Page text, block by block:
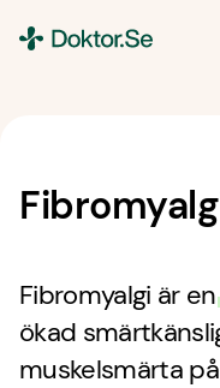
Fibromyalgi är
ökad
muskelsmärta